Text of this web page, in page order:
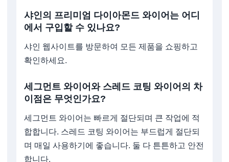
샤인의 프리미엄 다이아몬드 와이어는 어디
에서 구입할 수 있나요?
샤인 웹사이트를 방문하여 모든 제품을 쇼핑하고
확인하세요.
세그먼트 와이어와 스레드 코팅 와이어의 차
이점은 무엇인가요?
세그먼트 와이어는 빠르게 절단되며 큰 작업에 적
합합니다. 스레드 코팅 와이어는 부드럽게 절단되
며 매일 사용하기에 좋습니다. 둘 다 튼튼하고 안전
합니다.